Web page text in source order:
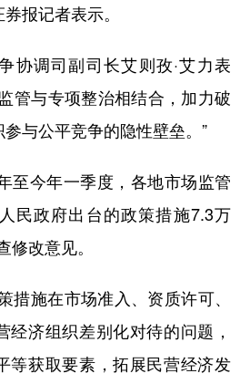
报记者表示。
调司副司长艾则孜·艾力表
管与专项整治相结合，加力破
与公平竞争的隐性壁垒。”
今年一季度，各地市场监管
民政府出台的政策措施7.3万
修改意见。
施在市场准入、资质许可、
经济组织差别化对待的问题，
等获取要素，拓展民营经济发